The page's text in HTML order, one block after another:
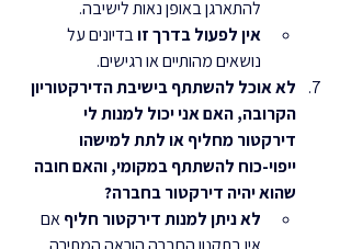
להתארגן באופן נאות לישיבה.
אין לפעול בדרך זו בדיונים על
נושאים מהותיים או רגישים.
לא אוכל להשתתף בישיבת הדירקטוריון
הקרובה, האם אני יכול למנות לי
דירקטור מחליף או לתת למישהו
ייפוי-כוח להשתתף במקומי, והאם חובה
שהוא יהיה דירקטור בחברה?
לא ניתן למנות דירקטור חליף אם